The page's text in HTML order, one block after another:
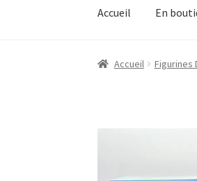
Accueil En
Accueil Figurines